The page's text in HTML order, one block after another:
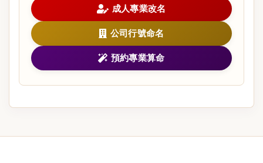
成人專業改名
公司行號命名
預約專業算命